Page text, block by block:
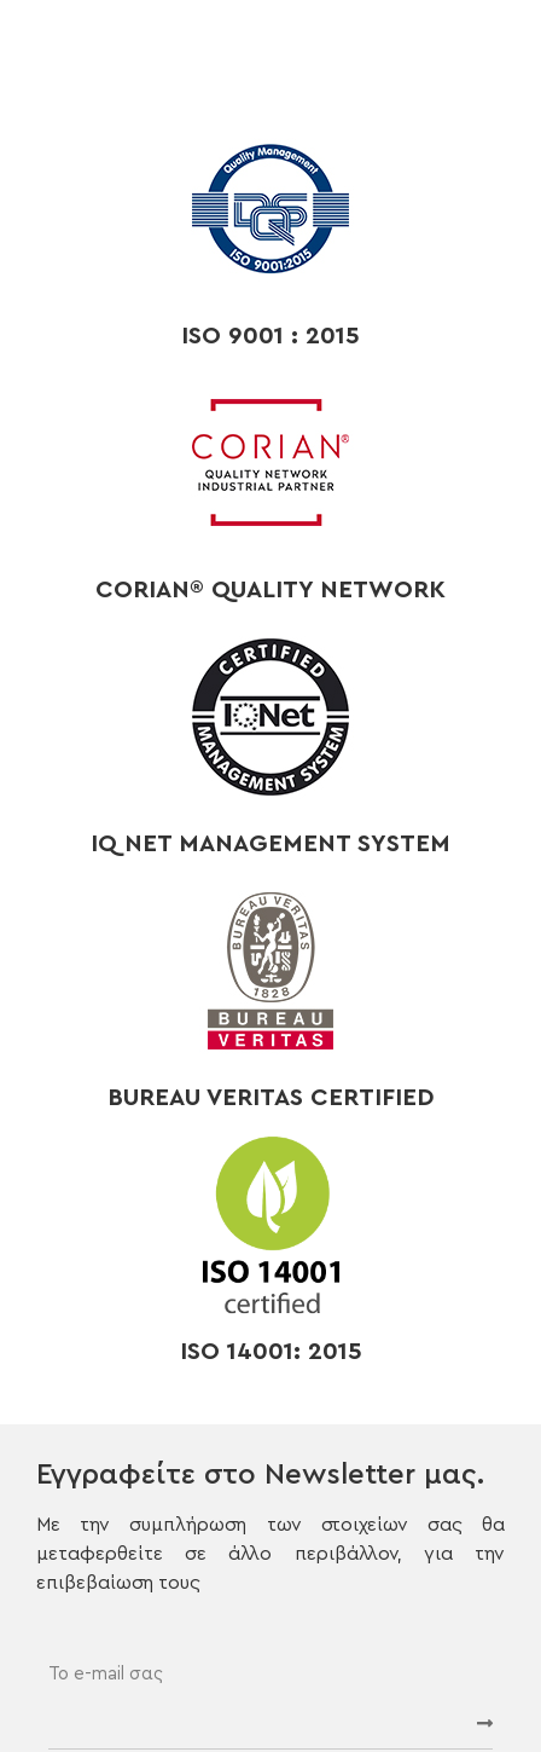
ISO 9001 : 2015
CORIAN® QUALITY NETWORK
IQ NET MANAGEMENT SYSTEM
BUREAU VERITAS CERTIFIED
ISO 14001: 2015
Εγγραφείτε στο Newsletter μας.
Με την συμπλήρωση των στοιχείων σας θα
μεταφερθείτε σε άλλο περιβάλλον, για την
επιβεβαίωση τους